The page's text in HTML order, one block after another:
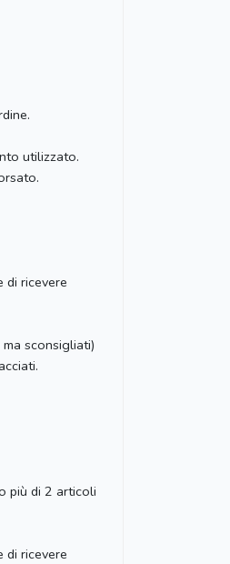
utilizzato.
di ricevere
sconsigliati)
più di 2 articoli
di ricevere